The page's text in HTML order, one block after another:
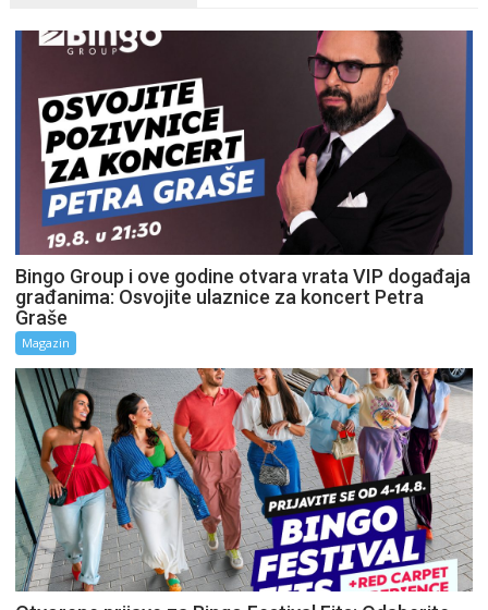
Bingo Group i ove godine otvara vrata VIP događaja
građanima: Osvojite ulaznice za koncert Petra
Graše
Magazin